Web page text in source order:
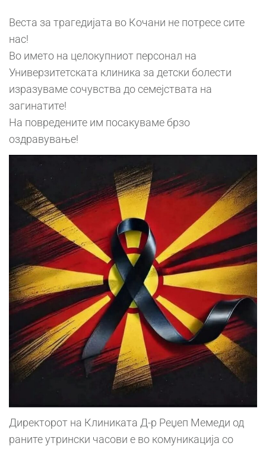
Веста за трагедијата во Кочани не потресе сите
нас!
Во името на целокупниот персонал на
Универзитетската клиника за детски болести
изразуваме сочувства до семејствата на
загинатите!
На повредените им посакуваме брзо
оздравување!
Директорот на Клиниката Д-р Реџеп Мемеди од
раните утрински часови е во комуникација со